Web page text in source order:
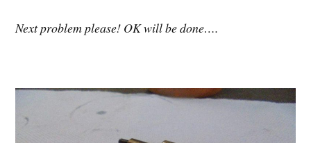
Next problem please! OK will be done….